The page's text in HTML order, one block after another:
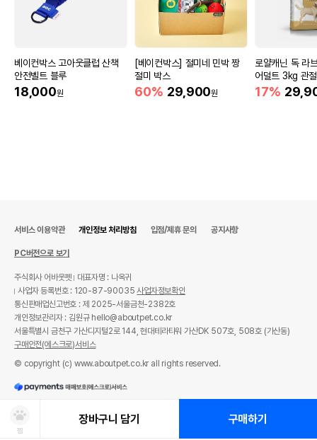
베이컨박스 고아웃클럽 산책
안전벨트 블루
18,000원
[베이컨박스] 절미네 민박 짱
절미 박스
60% 29,900원
로얄캐닌 독 라
어덜트 3kg 관
17%
찜
장바구니 담기 구매하기
서비스 이용약관 개인정보 처리방침 입점/제휴 문의 공지사항
PC버전으로 보기
주식회사 어바웃펫
대표자명 : 나옥귀
사업자 등록번호 : 120-87-90035사업자정보확인
통신판매업신고번호 : 제 2025-서울금천-2382호
개인정보관리자 : 김원규 hello@aboutpet.co.kr
서울특별시 금천구 가산디지털2로 144, 현대테라타워 가산DK 507호, 508호 (가산동)
구매안전(에스크로)서비스
© copyright (c) www.aboutpet.co.kr all rights reserved.